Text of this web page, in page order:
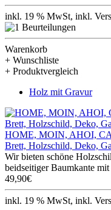
inkl. 19 % MwSt, inkl.
Warenkorb
+ Wunschliste
+ Produktvergleich
Holz mit Gravur
HOME, MOIN, AHOI,
Brett, Holzschild, Deko,
Wir bieten schöne
beidseitiger Baumkante
49,90€
inkl. 19 % MwSt, inkl.